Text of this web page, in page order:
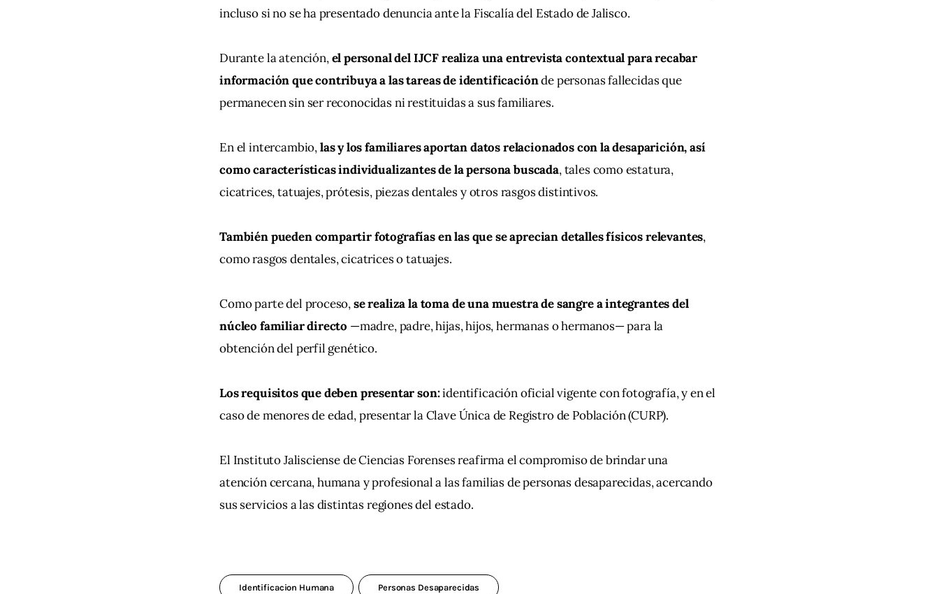
incluso si no se ha presentado denuncia ante la Fiscalía del Estado de Jalisco.
Durante la atención, el personal del IJCF realiza una entrevista contextual para recabar
información que contribuya a las tareas de identificación de personas fallecidas que
permanecen sin ser reconocidas ni restituidas a sus familiares.
En el intercambio, las y los familiares aportan datos relacionados con la desaparición, así
como características individualizantes de la persona buscada, tales como estatura,
cicatrices, tatuajes, prótesis, piezas dentales y otros rasgos distintivos.
También pueden compartir fotografías en las que se aprecian detalles físicos relevantes,
como rasgos dentales, cicatrices o tatuajes.
Como parte del proceso, se realiza la toma de una muestra de sangre a integrantes del
núcleo familiar directo —madre, padre, hijas, hijos, hermanas o hermanos— para la
obtención del perfil genético.
Los requisitos que deben presentar son: identificación oficial vigente con fotografía, y en el
caso de menores de edad, presentar la Clave Única de Registro de Población (CURP).
El Instituto Jalisciense de Ciencias Forenses reafirma el compromiso de brindar una
atención cercana, humana y profesional a las familias de personas desaparecidas, acercando
sus servicios a las distintas regiones del estado.
Identificacion Humana Personas Desaparecidas